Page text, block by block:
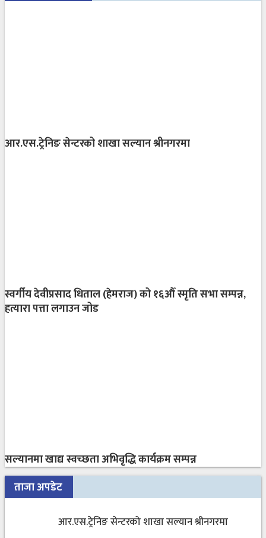
आर.एस.ट्रेनिङ सेन्टरको शाखा सल्यान श्रीनगरमा
स्वर्गीय देवीप्रसाद धिताल (हेमराज) को १६औँ स्मृति सभा सम्पन्न,
हत्यारा पत्ता लगाउन जोड
सल्यानमा खाद्य स्वच्छता अभिवृद्धि कार्यक्रम सम्पन्न
ताजा अपडेट
आर.एस.ट्रेनिङ सेन्टरको शाखा सल्यान श्रीनगरमा